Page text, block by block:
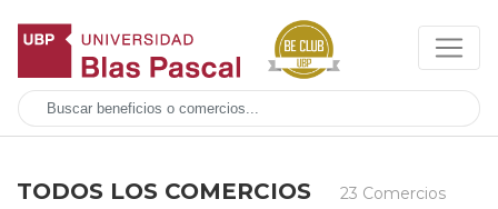
TODOS LOS COMERCIOS 23 Comercios